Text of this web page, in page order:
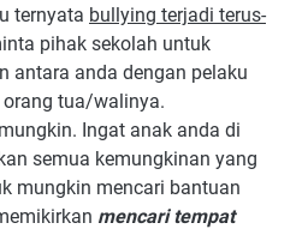
ternyata bullying terjadi terus-
pihak sekolah untuk
antara anda dengan pelaku
tua/walinya.
Ingat anak anda di
semua kemungkinan yang
mungkin mencari bantuan
mencari tempat